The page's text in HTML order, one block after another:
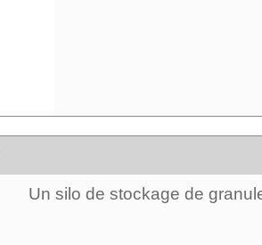
Un silo de stockage de